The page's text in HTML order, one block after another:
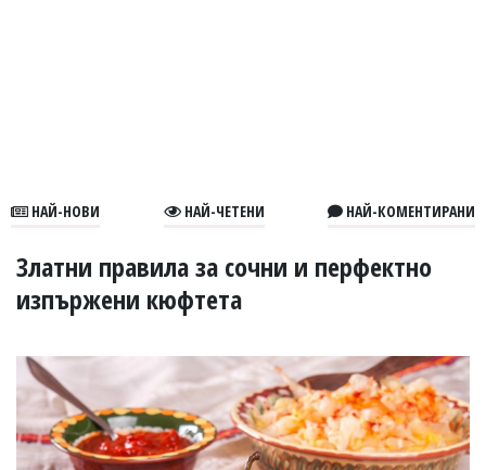
В
УКРАЙНА
РАЗСЛЕДВАНЕ
БИЗНЕС
ЮГ
НАЙ-НОВИ НАЙ-ЧЕТЕНИ НАЙ-КОМЕНТИРАНИ
Златни правила за сочни и перфектно
изпържени кюфтета